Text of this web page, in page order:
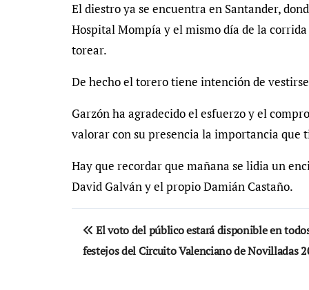
El diestro ya se encuentra en Santander,
Hospital Mompía y el mismo día de la
torear.
De hecho el torero tiene intención de
Garzón ha agradecido el esfuerzo y el
valorar con su presencia la importancia que
Hay que recordar que mañana se lidia un
David Galván y el propio Damián Castaño.
Navegación
de
El voto del público estará disponible en
festejos del Circuito Valenciano de Novilladas